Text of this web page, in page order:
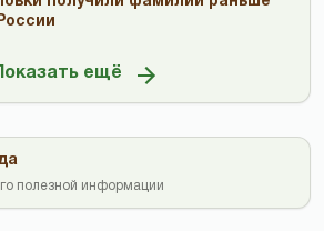
Показать ещё
полезной информации